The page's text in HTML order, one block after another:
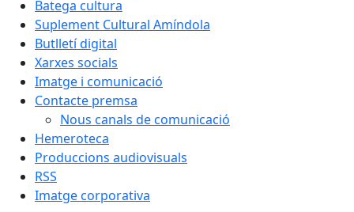
Batega cultura
Suplement Cultural Amíndola
Butlletí digital
Xarxes socials
Imatge i comunicació
Contacte premsa
Nous canals de comunicació
Hemeroteca
Produccions audiovisuals
RSS
Imatge corporativa